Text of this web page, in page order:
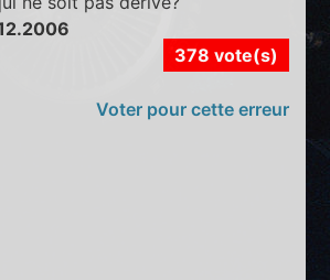
378 vote(s)
Voter pour cette erreur